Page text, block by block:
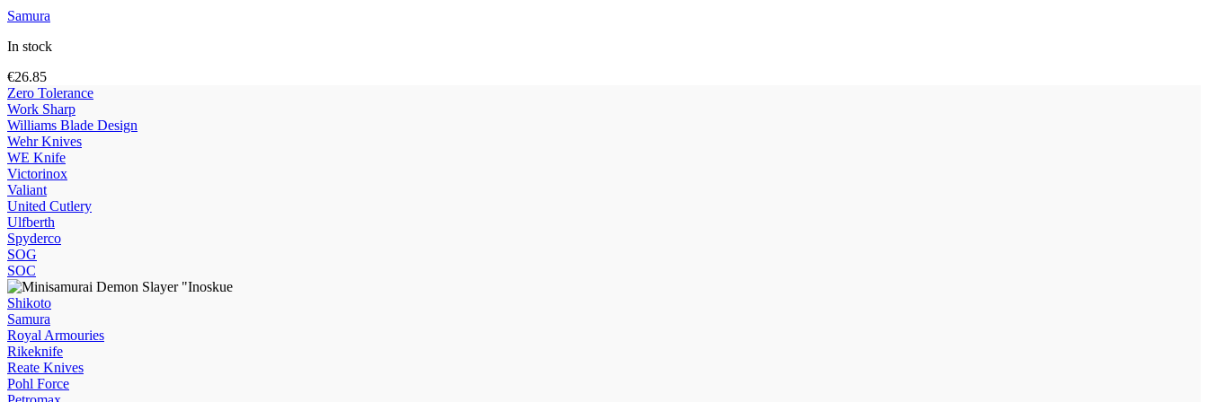
Samura
In stock
€26.85
Zero Tolerance
Work Sharp
Williams Blade Design
Wehr Knives
WE Knife
Victorinox
Valiant
United Cutlery
Ulfberth
Spyderco
SOG
SOC
Shikoto
Samura
Royal Armouries
Rikeknife
Reate Knives
Pohl Force